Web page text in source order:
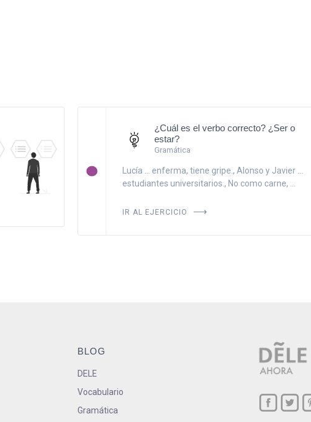
¿Cuál es el verbo correcto? ¿Ser o
estar?
Gramática
Lucía ... enferma, tiene gripe., Alonso y Javier ...
estudiantes universitarios., No como carne, ...
IR AL EJERCICIO
BLOG
DELE
Vocabulario
Gramática